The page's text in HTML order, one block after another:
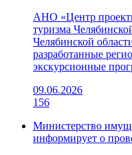
АНО «Центр
туризма
Челябинской
разработанные
экскурсионные
09.06.2026
156
Министерство
информирует о